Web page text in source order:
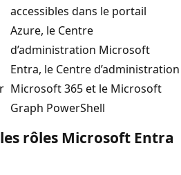
accessibles dans le portail
Azure, le Centre
d’administration Microsoft
Entra, le Centre d’administration
Microsoft 365 et le Microsoft
Graph PowerShell
rôles Microsoft Entra